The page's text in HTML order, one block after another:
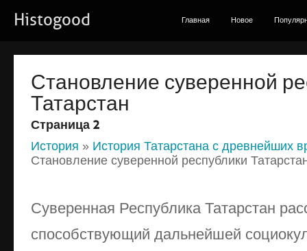
Histogood Главная Новое
Становление суверенной
Татарстан
Страница 2
История » История Татарстана с древнейших
Становление суверенной республики
Суверенная Республика Татарстан
способствующий дальнейшей